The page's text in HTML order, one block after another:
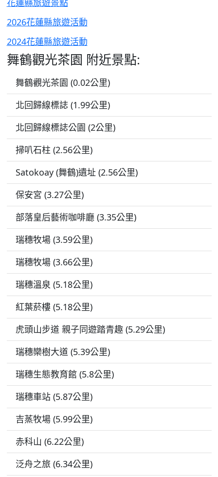
2026花蓮縣旅遊活動
2024花蓮縣旅遊活動
舞鶴觀光茶園 附近景點:
舞鶴觀光茶園 (0.02公里)
北回歸線標誌 (1.99公里)
北回歸線標誌公園 (2公里)
掃叭石柱 (2.56公里)
Satokoay (舞鶴)遺址 (2.56公里)
保安宮 (3.27公里)
部落皇后藝術咖啡廳 (3.35公里)
瑞穗牧場 (3.59公里)
瑞穗牧場 (3.66公里)
瑞穗溫泉 (5.18公里)
紅葉菸樓 (5.18公里)
虎頭山步道 親子同遊踏青趣 (5.29公里)
瑞穗欒樹大道 (5.39公里)
瑞穗生態教育館 (5.8公里)
瑞穗車站 (5.87公里)
吉蒸牧場 (5.99公里)
赤科山 (6.22公里)
泛舟之旅 (6.34公里)